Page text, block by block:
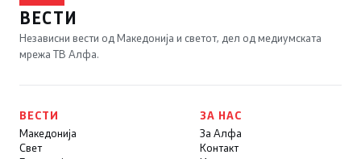
ВЕСТИ
Независни вести од Македонија и светот, дел од медиумската
мрежа ТВ Алфа.
ВЕСТИ
Македонија
Свет
ЗА НАС
За Алфа
Контакт